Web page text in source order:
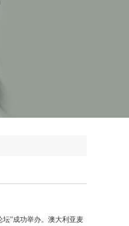
”成功举办。澳大利亚麦